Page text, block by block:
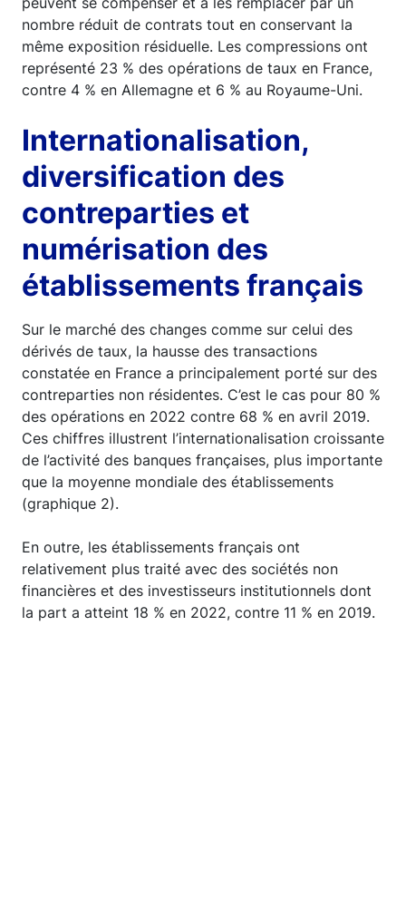
nombre réduit de contrats tout en conservant la
même exposition résiduelle. Les compressions ont
représenté 23 % des opérations de taux en France,
contre 4 % en Allemagne et 6 % au Royaume-Uni.
Internationalisation,
diversification des
contreparties et
numérisation des
établissements français
Sur le marché des changes comme sur celui des
dérivés de taux, la hausse des transactions
constatée en France a principalement porté sur des
contreparties non résidentes. C’est le cas pour 80 %
des opérations en 2022 contre 68 % en avril 2019.
Ces chiffres illustrent l’internationalisation croissante
de l’activité des banques françaises, plus importante
que la moyenne mondiale des établissements
(graphique 2).
En outre, les établissements français ont
relativement plus traité avec des sociétés non
financières et des investisseurs institutionnels dont
la part a atteint 18 % en 2022, contre 11 % en 2019.